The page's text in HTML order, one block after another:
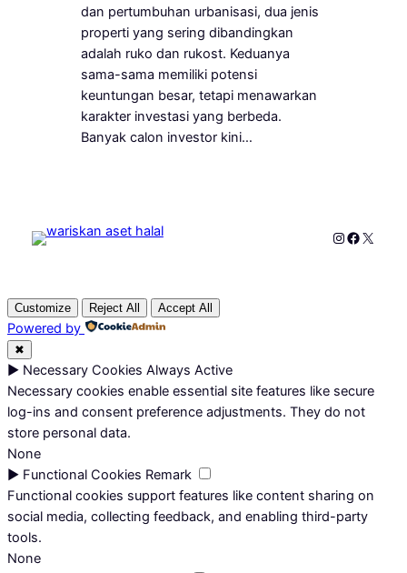
dan pertumbuhan urbanisasi, dua jenis
properti yang sering dibandingkan
adalah ruko dan rukost. Keduanya
sama-sama memiliki potensi
keuntungan besar, tetapi menawarkan
karakter investasi yang berbeda.
Banyak calon investor kini…
Instagram
X
Customize Reject All Accept All
Powered by
✖
► Necessary Cookies Always Active
Necessary cookies enable essential site features like secure
log-ins and consent preference adjustments. They do not
store personal data.
None
► Functional Cookies Remark
Functional cookies support features like content sharing on
social media, collecting feedback, and enabling third-party
tools.
None